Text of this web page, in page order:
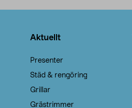
Aktuellt
Presenter
Städ & rengöring
Grillar
Grästrimmer